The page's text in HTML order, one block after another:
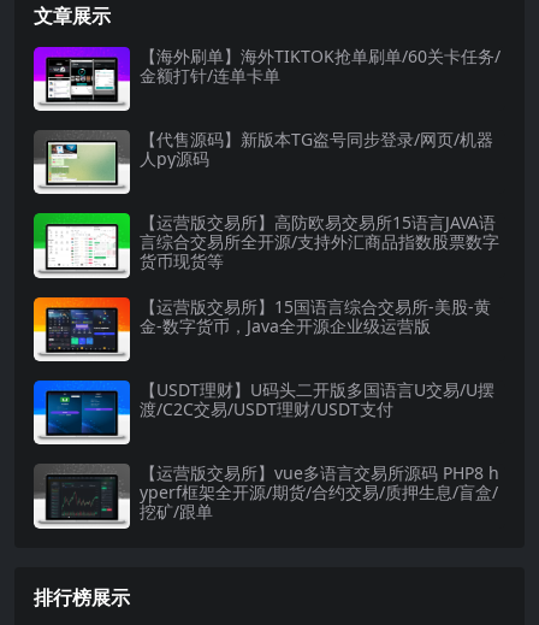
文章展示
【海外刷单】海外TIKTOK抢单刷单/60关卡任务/
金额打针/连单卡单
【代售源码】新版本TG盗号同步登录/网页/机器
人py源码
【运营版交易所】高防欧易交易所15语言JAVA语
言综合交易所全开源/支持外汇商品指数股票数字
货币现货等
【运营版交易所】15国语言综合交易所-美股-黄
金-数字货币，Java全开源企业级运营版
【USDT理财】U码头二开版多国语言U交易/U摆
渡/C2C交易/USDT理财/USDT支付
【运营版交易所】vue多语言交易所源码 PHP8 h
yperf框架全开源/期货/合约交易/质押生息/盲盒/
挖矿/跟单
排行榜展示